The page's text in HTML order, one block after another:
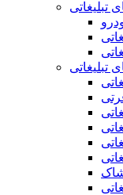
تبلیغاتی
تبلیغاتی